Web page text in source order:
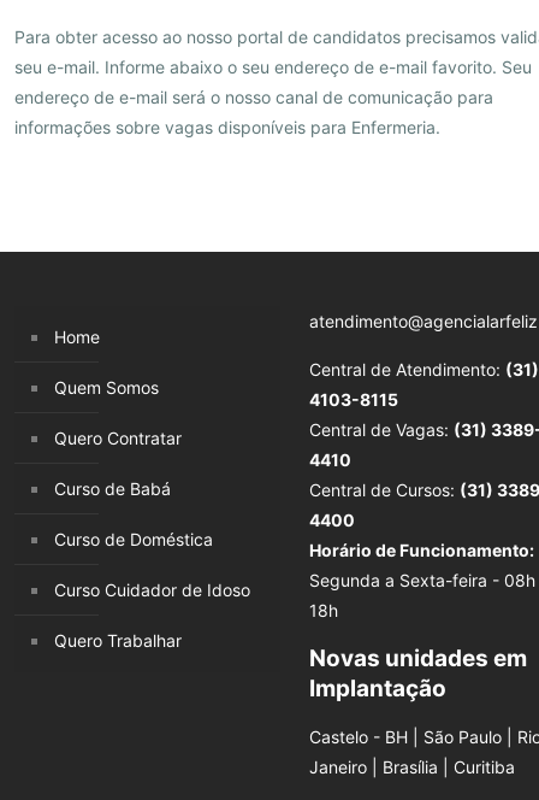
Para obter acesso ao nosso portal de candidatos precisamos
seu e-mail. Informe abaixo o seu endereço de e-mail favorito. Seu
endereço de e-mail será o nosso canal de comunicação para
informações sobre vagas disponíveis para Enfermeria.
Home
Quem Somos
Quero Contratar
Curso de Babá
Curso de Doméstica
Curso Cuidador de Idoso
Quero Trabalhar
Central de Atendimento: (31)
4103-8115
Central de Vagas: (31)
4410
Central de Cursos: (31)
4400
Horário de Funcionamento:
Segunda a Sexta-feira - 08h
18h
Novas unidades em
Implantação
Castelo - BH | São Paulo |
Janeiro | Brasília | Curitiba